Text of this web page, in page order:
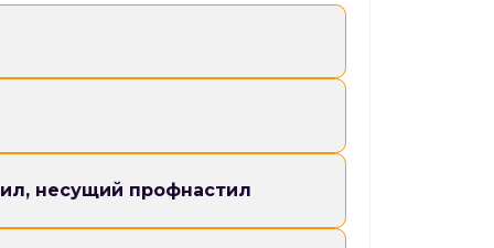
пролетов;
несущий профнастил